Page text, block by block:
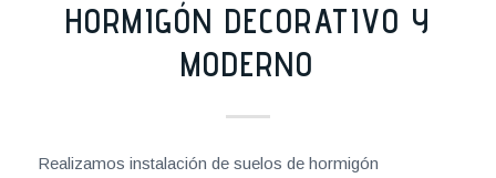
HORMIGÓN DECORATIVO Y
MODERNO
Realizamos instalación de suelos de hormigón